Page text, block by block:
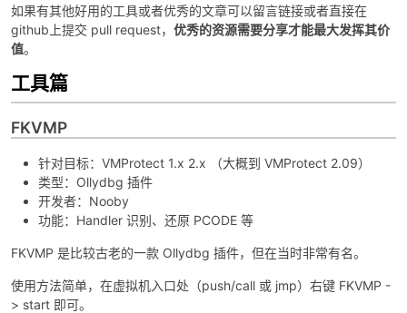
破
如果有其他好用的工具或者优秀的文章可以留言链接或者直接在
github上提交 pull request， 优秀的资源需要分享才能最大发挥其价
值。
工具篇
FKVMP
针对目标：VMProtect 1.x 2.x （大概到 VMProtect 2.09）
类型：Ollydbg 插件
开发者：Nooby
功能：Handler 识别、还原 PCODE 等
FKVMP 是比较古老的一款 Ollydbg 插件，但在当时非常有名。
使用方法简单，在虚拟机入口处（push/call 或 jmp）右键 FKVMP -
> start 即可。